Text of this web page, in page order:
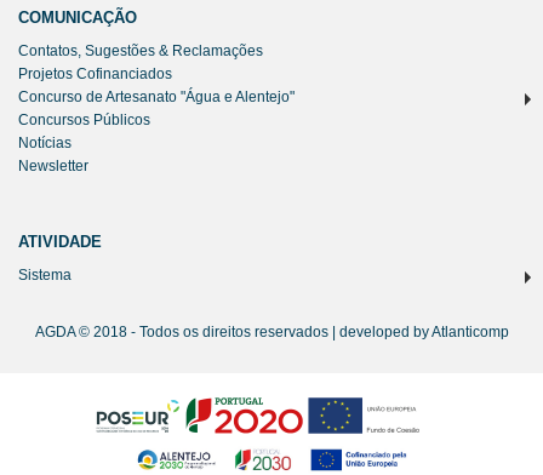
COMUNICAÇÃO
Contatos, Sugestões & Reclamações
Projetos Cofinanciados
Concurso de Artesanato "Água e Alentejo"
Concursos Públicos
Notícias
Newsletter
ATIVIDADE
Sistema
AGDA © 2018 - Todos os direitos reservados | developed byAtlanticomp